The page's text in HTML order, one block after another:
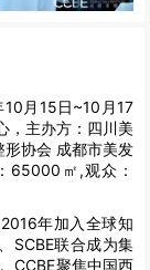
10月15日~10月17
，主办方：四川美
协会 成都市美发
65000㎡,观众：
年加入全球知
SCBE联合成为集
CCBE聚焦中国西